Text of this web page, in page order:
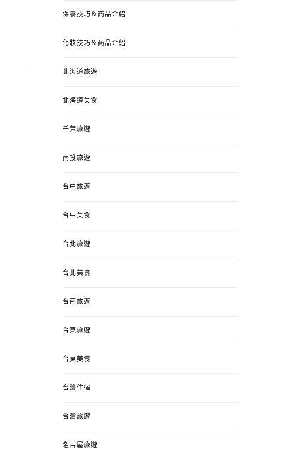
保養技巧＆商品介紹
化妝技巧＆商品介紹
北海道旅遊
北海道美食
千葉旅遊
南投旅遊
台中旅遊
台中美食
台北旅遊
台北美食
台南旅遊
台東旅遊
台東美食
台灣住宿
台灣旅遊
名古屋旅遊